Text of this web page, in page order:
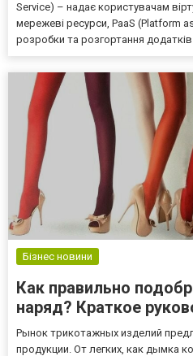
Service) – надає користувачам
мережеві ресурси, PaaS (Platform
розробки та розгортання додатків
Бізнес новини
Как правильно
наряд? Краткое
Рынок трикотажных изделий
продукции. От легких, как дымка